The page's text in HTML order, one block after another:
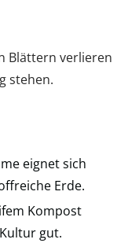
Blättern verlieren
stehen.
eignet sich
Erde.
Kompost
gut.